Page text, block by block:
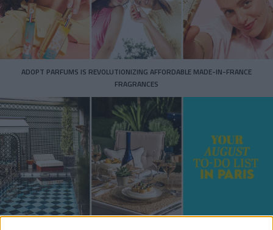
ADOPT PARFUMS IS REVOLUTIONIZING AFFORDABLE MADE-IN-FRANCE
FRAGRANCES